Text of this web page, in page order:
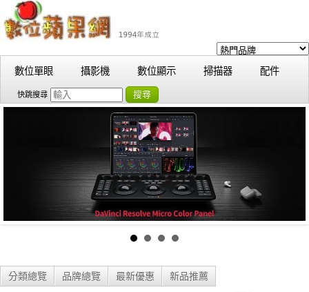
數位單眼 攝影機 數位顯示 掃描器 配件
快跳搜尋 搜尋
分類總覽 品牌總覽 最新優惠 新品推薦